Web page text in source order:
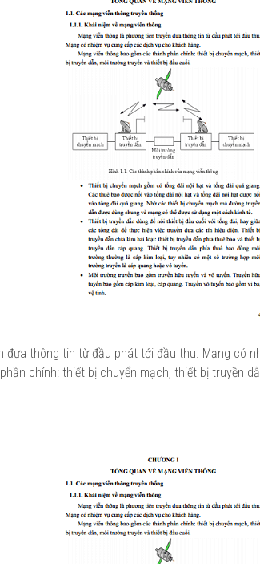
đưa thông tin từ đầu phát tới đầu thu. Mạng có
chính: thiết bị chuyển mạch, thiết bị truyền